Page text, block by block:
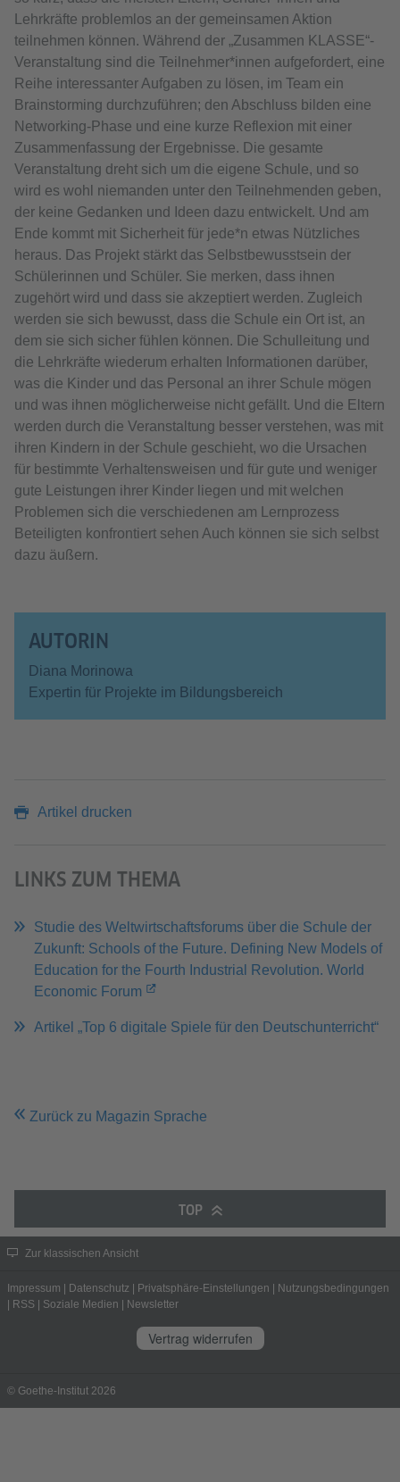
Lehrkräfte problemlos an der gemeinsamen Aktion
teilnehmen können. Während der „Zusammen KLASSE“-
Veranstaltung sind die Teilnehmer*innen aufgefordert, eine
Reihe interessanter Aufgaben zu lösen, im Team ein
Brainstorming durchzuführen; den Abschluss bilden eine
Networking-Phase und eine kurze Reflexion mit einer
Zusammenfassung der Ergebnisse. Die gesamte
Veranstaltung dreht sich um die eigene Schule, und so
wird es wohl niemanden unter den Teilnehmenden geben,
der keine Gedanken und Ideen dazu entwickelt. Und am
Ende kommt mit Sicherheit für jede*n etwas Nützliches
heraus. Das Projekt stärkt das Selbstbewusstsein der
Schülerinnen und Schüler. Sie merken, dass ihnen
zugehört wird und dass sie akzeptiert werden. Zugleich
werden sie sich bewusst, dass die Schule ein Ort ist, an
dem sie sich sicher fühlen können. Die Schulleitung und
die Lehrkräfte wiederum erhalten Informationen darüber,
was die Kinder und das Personal an ihrer Schule mögen
und was ihnen möglicherweise nicht gefällt. Und die Eltern
werden durch die Veranstaltung besser verstehen, was mit
ihren Kindern in der Schule geschieht, wo die Ursachen
für bestimmte Verhaltensweisen und für gute und weniger
gute Leistungen ihrer Kinder liegen und mit welchen
Problemen sich die verschiedenen am Lernprozess
Beteiligten konfrontiert sehen Auch können sie sich selbst
dazu äußern.
AUTORIN
Diana Morinowa
Expertin für Projekte im Bildungsbereich
Artikel drucken
LINKS ZUM THEMA
Studie des Weltwirtschaftsforums über die Schule der
Zukunft: Schools of the Future. Defining New Models of
Education for the Fourth Industrial Revolution. World
Economic Forum
Artikel „Top 6 digitale Spiele für den Deutschunterricht“
Zurück zu Magazin Sprache
TOP
Zur klassischen Ansicht
Impressum Datenschutz Privatsphäre-Einstellungen
Nutzungsbedingungen
RSS Soziale Medien Newsletter
Vertrag widerrufen
© Goethe-Institut 2026